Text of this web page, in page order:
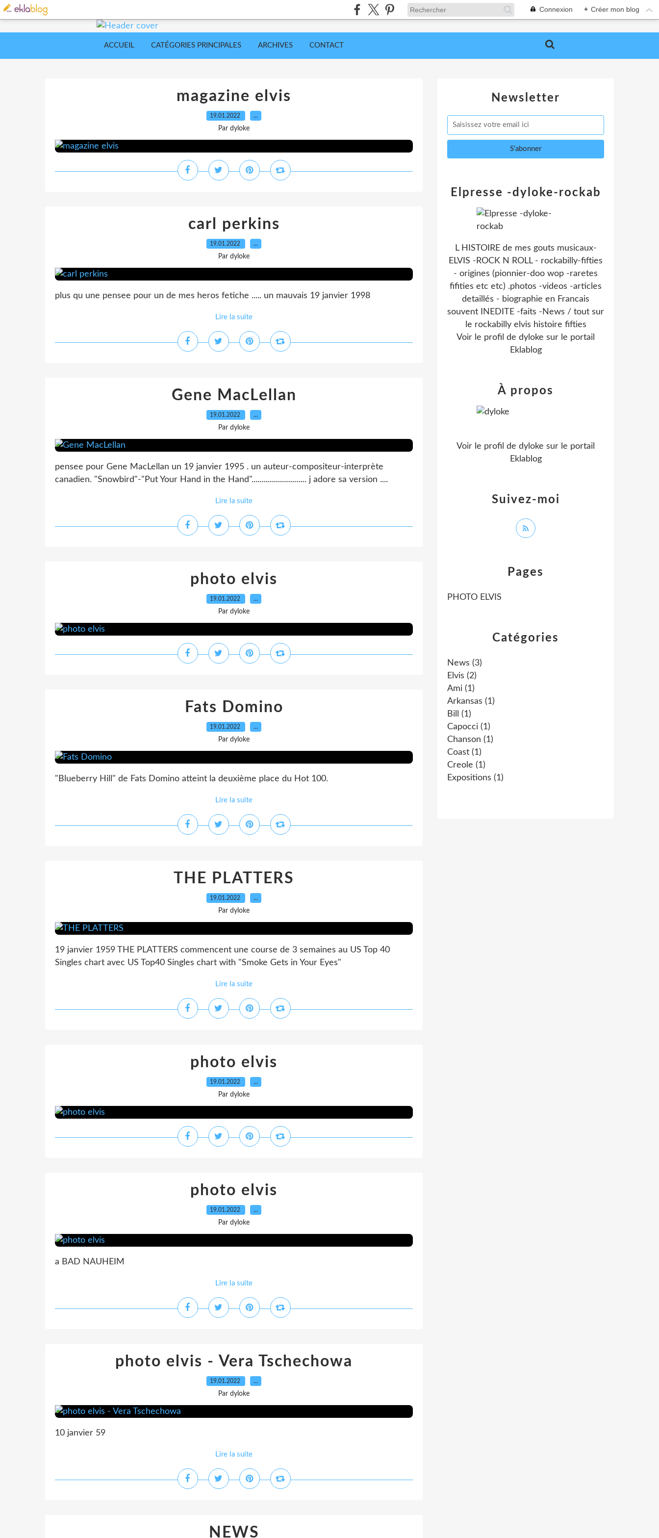
Connexion + Créer mon blog
ACCUEIL CATÉGORIES PRINCIPALES ARCHIVES CONTACT
magazine elvis
19.01.2022 …
Par dyloke
carl perkins
19.01.2022 …
Par dyloke
plus qu une pensee pour un de mes heros fetiche ..... un mauvais 19 janvier 1998
Lire la suite
Gene MacLellan
19.01.2022 …
Par dyloke
pensee pour Gene MacLellan un 19 janvier 1995 . un auteur-compositeur-interprète
canadien. "Snowbird"-"Put Your Hand in the Hand"............................ j adore sa version ....
Lire la suite
photo elvis
19.01.2022 …
Par dyloke
Fats Domino
19.01.2022 …
Par dyloke
"Blueberry Hill" de Fats Domino atteint la deuxième place du Hot 100.
Lire la suite
THE PLATTERS
19.01.2022 …
Par dyloke
19 janvier 1959 THE PLATTERS commencent une course de 3 semaines au US Top 40
Singles chart avec US Top40 Singles chart with "Smoke Gets in Your Eyes"
Lire la suite
photo elvis
19.01.2022 …
Par dyloke
photo elvis
19.01.2022 …
Par dyloke
a BAD NAUHEIM
Lire la suite
photo elvis - Vera Tschechowa
19.01.2022 …
Par dyloke
10 janvier 59
Lire la suite
NEWS
Newsletter
Catégories
News (3)
Elvis (2)
Ami (1)
Arkansas (1)
Bill
(1)
Capocci (1)
Chanson (1)
Coast (1)
Creole (1)
Expositions (1)
Pages
PHOTO ELVIS
Elpresse -dyloke-rockab
L HISTOIRE de mes gouts musicaux-
ELVIS -ROCK N ROLL - rockabilly-fifties
- origines (pionnier-doo wop -raretes
fifities etc etc) .photos -videos -articles
detaillés - biographie en Francais
souvent INEDITE -faits -News / tout sur
le rockabilly elvis histoire fifties
Voir le profil de dyloke sur le portail
Eklablog
Suivez-moi
À propos
Voir le profil de dyloke sur le portail
Eklablog